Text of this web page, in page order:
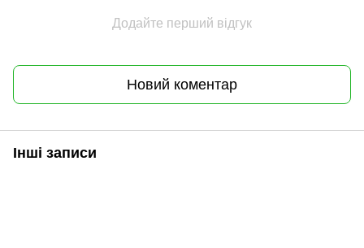
Додайте перший відгук
Новий коментар
Інші записи